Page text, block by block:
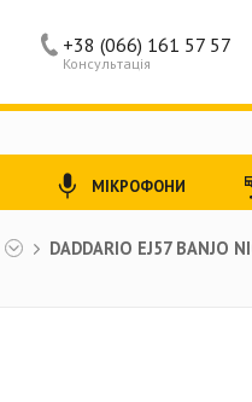
DADDARIO EJ57 BANJO
Консультація
+38 (066) 161 57 57
МІКРОФОНИ